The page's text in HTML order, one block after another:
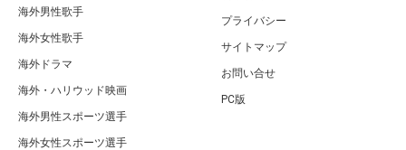
海外男性歌手
海外女性歌手
海外ドラマ
海外・ハリウッド映画
海外男性スポーツ選手
海外女性スポーツ選手
プライバシー
サイトマップ
お問い合せ
PC版